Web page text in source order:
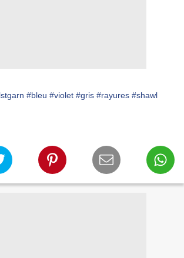
#bleu #violet #gris #rayures #shawl